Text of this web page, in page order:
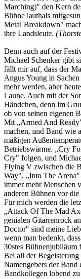
Marching)" den Kern
Bühne lauthals
Metal Breakdown"
ihre Landsleute.
Denn auch auf der
Michael Schenker gibt
fällt mir auf, dass der
Angus Young in
mehr werden, aber
Laune. Auch mit der
Händchen, denn im
ob von seinen eigenen
Mit „Armed And
machen, und Band wie
mäßigen
Betriebswärme. „Cry
Cry" folgen, und
Flying V zwischen die
Way", „Into The
immer mehr Menschen
anderen Bühnen vor
Für mich werden die
„Attack Of The Mad
genialen Gitarrenrock
Doctor" sind meine
wenn man bedenkt,
30stes Bühnenjubiläum
Bei all der
Namengebers der Band
Bandkollegen lobend